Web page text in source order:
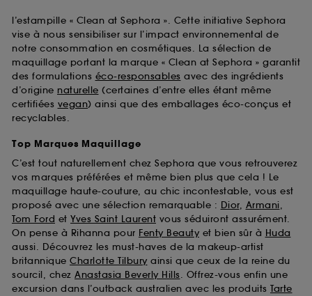
l’estampille « Clean at Sephora ». Cette initiative Sephora
vise à nous sensibiliser sur l’impact environnemental de
notre consommation en cosmétiques. La sélection de
maquillage portant la marque « Clean at Sephora » garantit
des formulations éco-responsables avec des ingrédients
d’origine naturelle (certaines d’entre elles étant même
certifiées vegan) ainsi que des emballages éco-conçus et
recyclables.
Top Marques Maquillage
C’est tout naturellement chez Sephora que vous retrouverez
vos marques préférées et même bien plus que cela ! Le
maquillage haute-couture, au chic incontestable, vous est
proposé avec une sélection remarquable : Dior, Armani,
Tom Ford et Yves Saint Laurent vous séduiront assurément.
On pense à Rihanna pour Fenty Beauty et bien sûr à Huda
aussi. Découvrez les must-haves de la makeup-artist
britannique Charlotte Tilbury ainsi que ceux de la reine du
sourcil, chez Anastasia Beverly Hills. Offrez-vous enfin une
excursion dans l’outback australien avec les produits Tarte